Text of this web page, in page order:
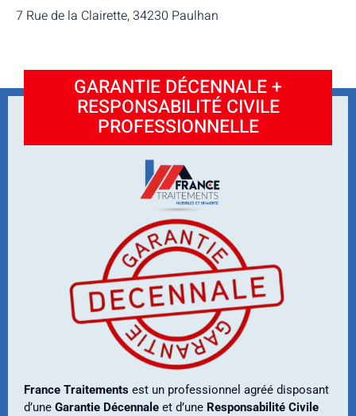
7 Rue de la Clairette, 34230 Paulhan
GARANTIE DÉCENNALE +
RESPONSABILITÉ CIVILE
PROFESSIONNELLE
France Traitements est un professionnel agréé disposant
d’une Garantie Décennale et d’une Responsabilité Civile